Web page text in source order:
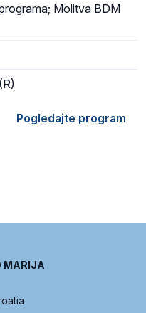
Molitva BDM
Pogledajte program
MARIJA